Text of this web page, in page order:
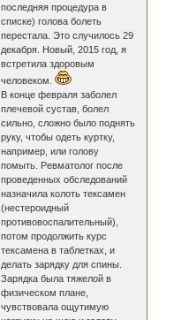
последняя процедура в
списке) голова болеть
перестала. Это случилось 29
декабря. Новый, 2015 год, я
встретила здоровым
человеком.
В конце февраля заболел
плечевой сустав, болел
сильно, сложно было поднять
руку, чтобы одеть куртку,
например, или голову
помыть. Ревматолог после
проведенных обследований
назначила колоть тексамен
(нестероидный
противовоспалительный),
потом продолжить курс
тексамена в таблетках, и
делать зарядку для спины.
Зарядка была тяжелой в
физическом плане,
чувствовала ощутимую